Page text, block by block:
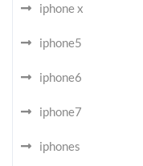
iphone x
iphone5
iphone6
iphone7
iphones